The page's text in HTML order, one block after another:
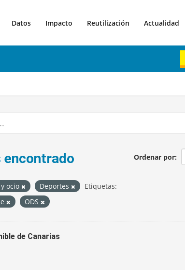
Datos Impacto Reutilización Actualidad
Ordenar por
encontrado
ocio Deportes
Etiquetas:
ODS
de Canarias